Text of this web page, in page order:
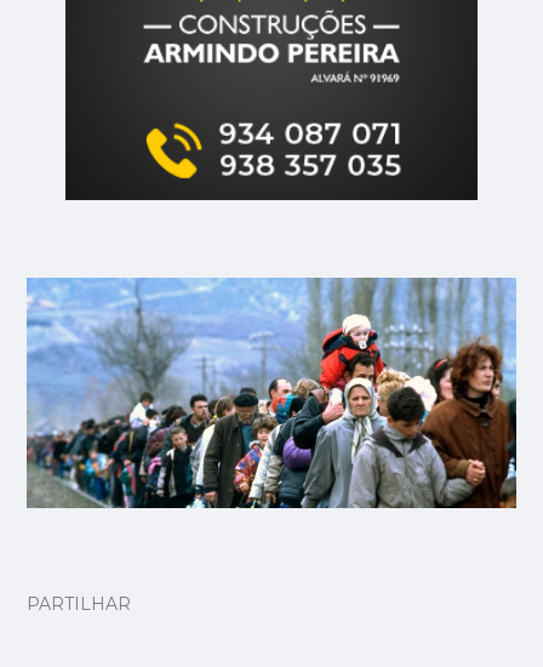
PARTILHAR